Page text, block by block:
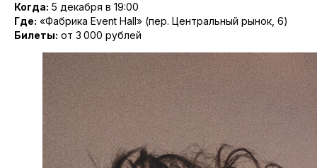
Когда: 5 декабря в 19:00
Где: «Фабрика Event Hall» (пер. Центральный рынок, 6)
Билеты: от 3 000 рублей